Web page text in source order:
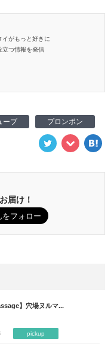
イがもっと好きに
立つ情報を発信
ーブ プロンポン
届け！
】穴場ヌルマ...
pickup